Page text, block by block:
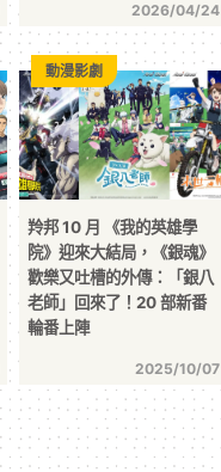
2026/04/24
羚邦 10 月 《我的英雄學
院》迎來大結局，《銀魂》
歡樂又吐槽的外傳：「銀八
老師」回來了！20 部新番
輪番上陣
2025/10/07
動漫影劇